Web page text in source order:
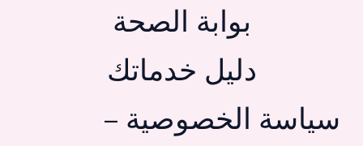
بوابة الصحة
دليل خدماتك
سياسة الخصوصية –